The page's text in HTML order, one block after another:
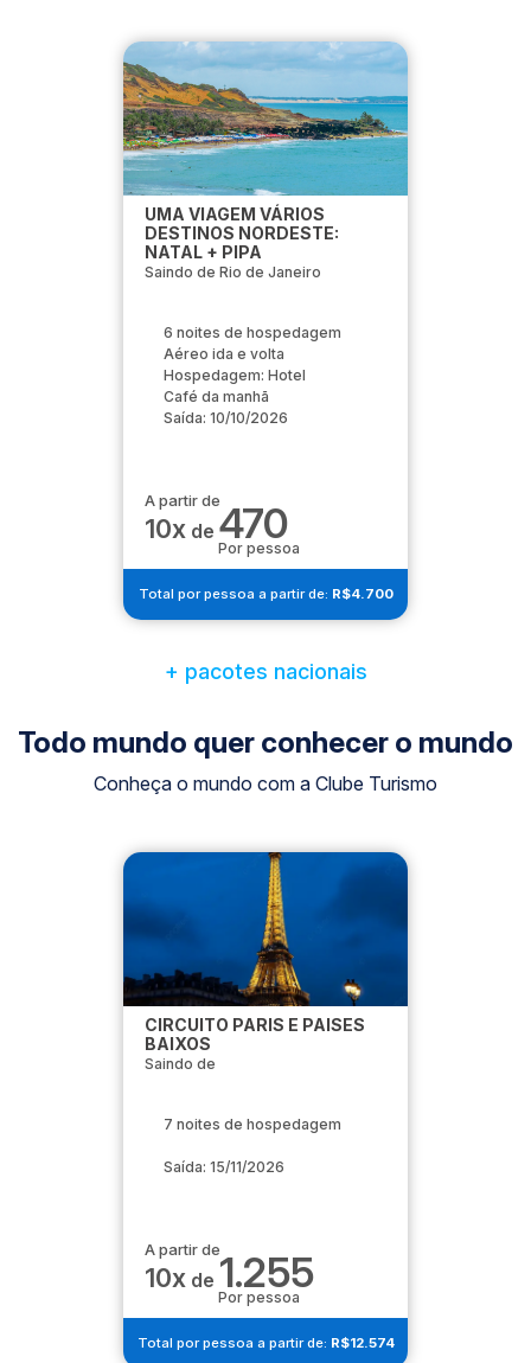
UMA VIAGEM VÁRIOS
DESTINOS NORDESTE:
NATAL + PIPA
Saindo de Rio de Janeiro
6 noites de hospedagem
Aéreo ida e volta
Hospedagem: Hotel
Café da manhã
Saída: 10/10/2026
A partir de
10x de 470
Por pessoa
Total por pessoa a partir de: R$4.700
+ pacotes nacionais
Todo mundo quer conhecer o mundo
Conheça o mundo com a Clube Turismo
CIRCUITO PARIS E PAISES
BAIXOS
Saindo de
7 noites de hospedagem
Saída: 15/11/2026
A partir de
10x de 1.255
Por pessoa
Total por pessoa a partir de: R$12.574